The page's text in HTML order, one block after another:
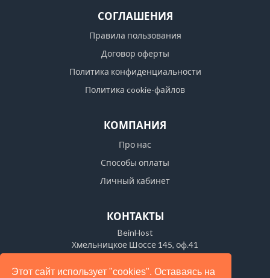
Этот сайт использует "cookies". Оставаясь на
СОГЛАШЕНИЯ
Правила пользования
Договор оферты
Политика конфиденциальности
Политика cookie-файлов
КОМПАНИЯ
Про нас
Способы оплаты
Личный кабинет
КОНТАКТЫ
BeinHost
Хмельницкое Шоссе 145, оф.41
Украина, Винница 21021